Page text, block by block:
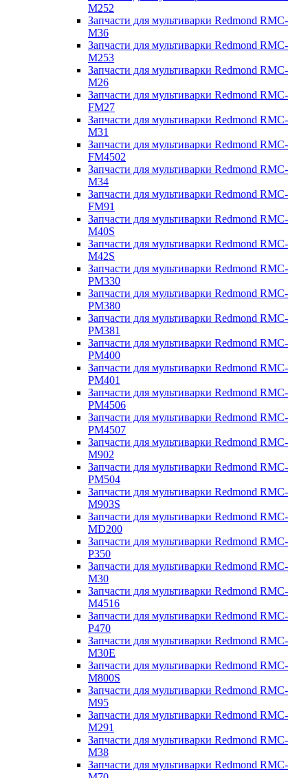
M252
Запчасти для мультиварки Redmond RMC-
M36
Запчасти для мультиварки Redmond RMC-
M253
Запчасти для мультиварки Redmond RMC-
M26
Запчасти для мультиварки Redmond RMC-
FM27
Запчасти для мультиварки Redmond RMC-
M31
Запчасти для мультиварки Redmond RMC-
FM4502
Запчасти для мультиварки Redmond RMC-
M34
Запчасти для мультиварки Redmond RMC-
FM91
Запчасти для мультиварки Redmond RMC-
M40S
Запчасти для мультиварки Redmond RMC-
M42S
Запчасти для мультиварки Redmond RMC-
PM330
Запчасти для мультиварки Redmond RMC-
PM380
Запчасти для мультиварки Redmond RMC-
PM381
Запчасти для мультиварки Redmond RMC-
PM400
Запчасти для мультиварки Redmond RMC-
PM401
Запчасти для мультиварки Redmond RMC-
PM4506
Запчасти для мультиварки Redmond RMC-
PM4507
Запчасти для мультиварки Redmond RMC-
M902
Запчасти для мультиварки Redmond RMC-
PM504
Запчасти для мультиварки Redmond RMC-
M903S
Запчасти для мультиварки Redmond RMC-
MD200
Запчасти для мультиварки Redmond RMC-
P350
Запчасти для мультиварки Redmond RMC-
M30
Запчасти для мультиварки Redmond RMC-
M4516
Запчасти для мультиварки Redmond RMC-
P470
Запчасти для мультиварки Redmond RMC-
M30E
Запчасти для мультиварки Redmond RMC-
M800S
Запчасти для мультиварки Redmond RMC-
M95
Запчасти для мультиварки Redmond RMC-
M291
Запчасти для мультиварки Redmond RMC-
M38
Запчасти для мультиварки Redmond RMC-